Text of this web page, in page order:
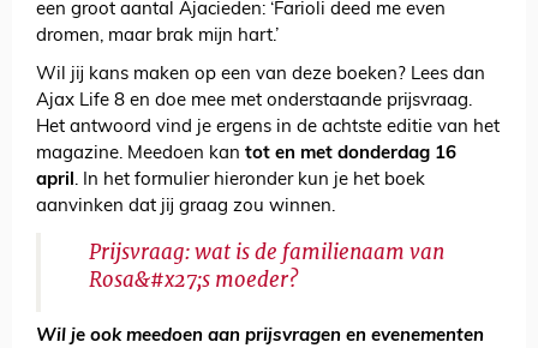
een groot aantal Ajacieden: ‘Farioli deed me even
dromen, maar brak mijn hart.’
Wil jij kans maken op een van deze boeken? Lees dan
Ajax Life 8 en doe mee met onderstaande prijsvraag.
Het antwoord vind je ergens in de achtste editie van het
magazine. Meedoen kan tot en met donderdag 16
april. In het formulier hieronder kun je het boek
aanvinken dat jij graag zou winnen.
Prijsvraag: wat is de familienaam van
Rosa&#x27;s moeder?
Wil je ook meedoen aan prijsvragen en evenementen